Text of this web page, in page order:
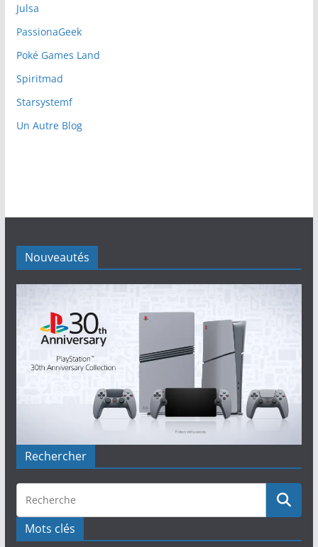
Julsa
PassionaGeek
Poké Games Land
Spiritmad
Starsystemf
Un Autre Blog
Nouveautés
Rechercher
Mots clés